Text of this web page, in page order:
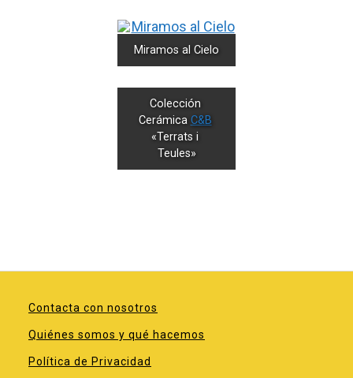
Miramos al Cielo
Colección
Cerámica C&B
«Terrats i
Teules»
Contacta con nosotros
Quiénes somos y qué hacemos
Política de Privacidad